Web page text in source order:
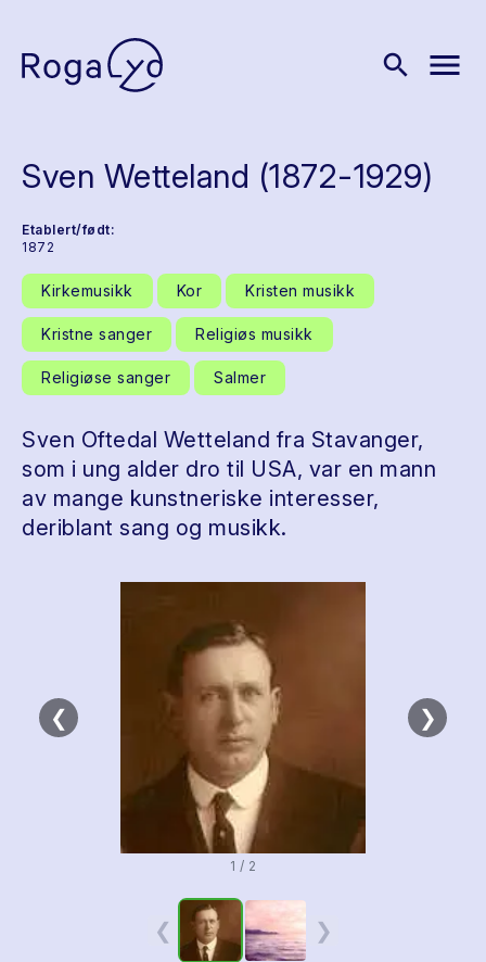
search menu
Sven Wetteland (1872-1929)
Etablert/født:
1872
Kirkemusikk Kor Kristen musikk
Kristne sanger Religiøs musikk
Religiøse sanger Salmer
Sven Oftedal Wetteland fra Stavanger,
som i ung alder dro til USA, var en mann
av mange kunstneriske interesser,
deriblant sang og musikk.
❮ ❯
1 / 2
❮ ❯